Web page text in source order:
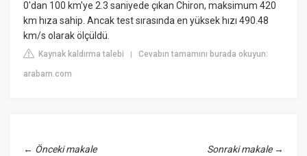
0'dan 100 km'ye 2.3 saniyede çıkan Chiron, maksimum 420
km hıza sahip. Ancak test sırasında en yüksek hızı 490.48
km/s olarak ölçüldü.
Kaynak kaldırma talebi |Cevabın tamamını burada okuyun:
arabam.com
← Önceki makale Sonraki makale→